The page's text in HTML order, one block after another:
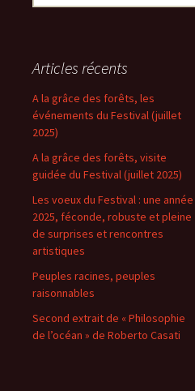
Articles récents
A la grâce des forêts, les
événements du Festival (juillet
2025)
A la grâce des forêts, visite
guidée du Festival (juillet 2025)
Les voeux du Festival : une année
2025, féconde, robuste et pleine
de surprises et rencontres
artistiques
Peuples racines, peuples
raisonnables
Second extrait de « Philosophie
de l’océan » de Roberto Casati